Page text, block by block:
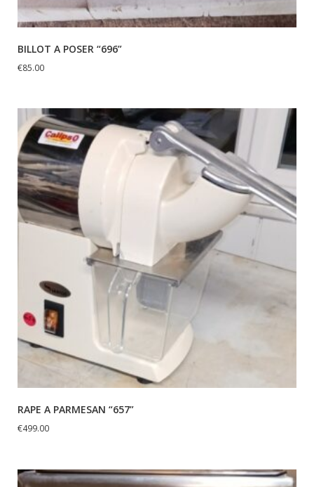
BILLOT A POSER “696”
€85.00
RAPE A PARMESAN “657”
€499.00